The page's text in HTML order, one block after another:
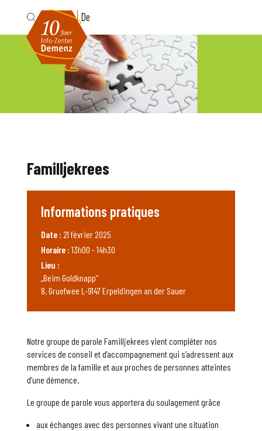
Fr De
Notre groupe de parole Familljekrees vient compléter nos
services de conseil et d’accompagnement qui s’adressent aux
membres de la famille et aux proches de personnes atteintes
d’une démence.
Le groupe de parole vous apportera du soulagement grâce
aux échanges avec des personnes vivant une situation
Familljekrees
Informations pratiques
Date : 21 février 2025
Horaire : 13h00 - 14h30
Lieu :
„Beim Goldknapp“
8, Gruefwee L-9147 Erpeldingen an der Sauer